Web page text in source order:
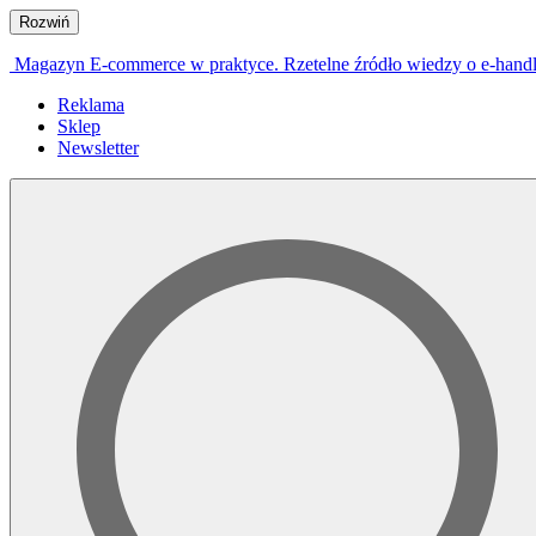
Rozwiń
Magazyn E-commerce w praktyce. Rzetelne źródło wiedzy o e-
Reklama
Sklep
Newsletter